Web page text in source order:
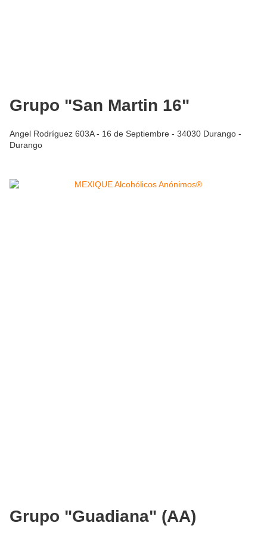
Grupo "San Martin 16"
Angel Rodríguez 603A - 16 de Septiembre - 34030 Durango -
Durango
Grupo "Guadiana" (AA)